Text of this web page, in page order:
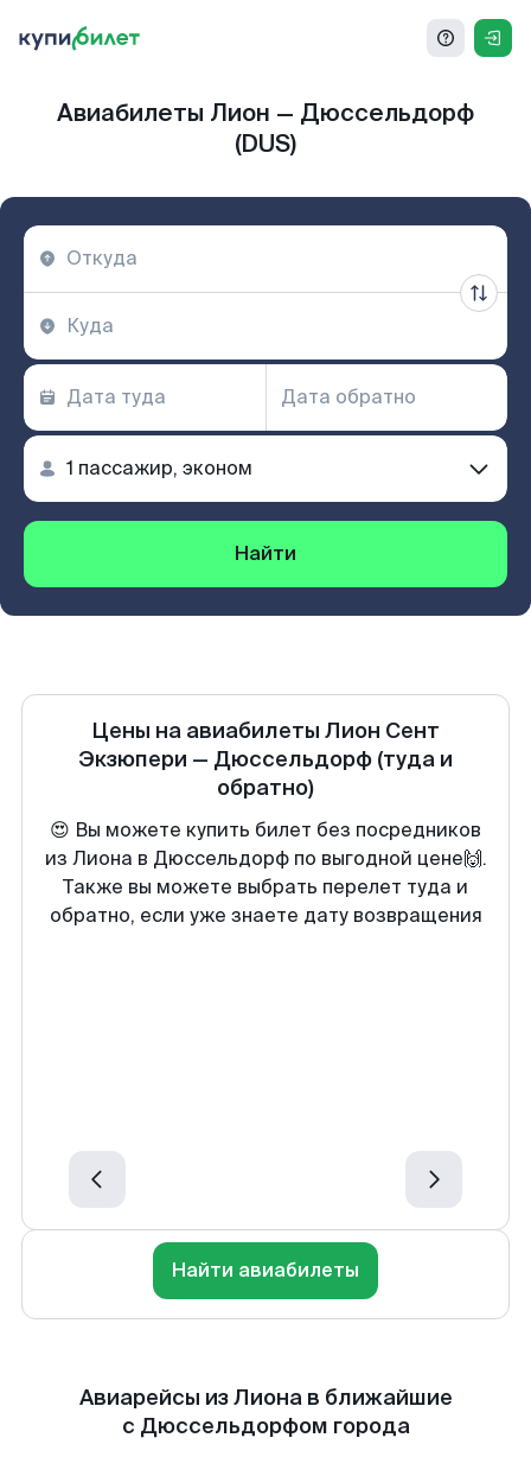
Авиабилеты Лион — Дюссельдорф
(DUS)
Найти
Цены на авиабилеты Лион Сент
Экзюпери — Дюссельдорф (туда и
обратно)
😍 Вы можете купить билет без посредников
из Лиона в Дюссельдорф по выгодной цене🙌.
Также вы можете выбрать перелет туда и
обратно, если уже знаете дату возвращения
Найти авиабилеты
Авиарейсы из Лиона в ближайшие
с Дюссельдорфом города